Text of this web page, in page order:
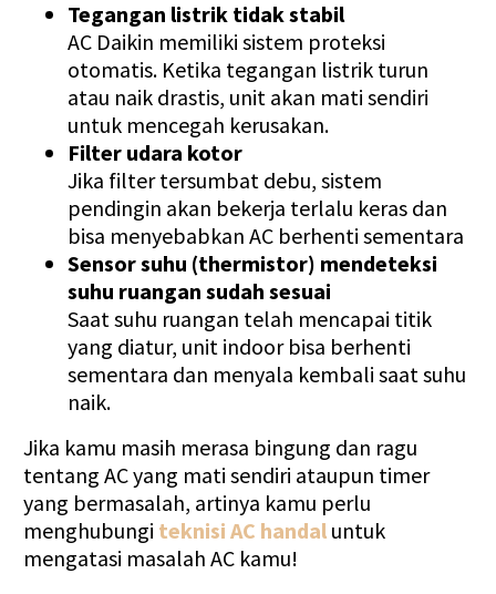
Tegangan listrik tidak stabil
AC Daikin memiliki sistem proteksi
otomatis. Ketika tegangan listrik turun
atau naik drastis, unit akan mati sendiri
untuk mencegah kerusakan.
Filter udara kotor
Jika filter tersumbat debu, sistem
pendingin akan bekerja terlalu keras dan
bisa menyebabkan AC berhenti sementara
Sensor suhu (thermistor) mendeteksi
suhu ruangan sudah sesuai
Saat suhu ruangan telah mencapai titik
yang diatur, unit indoor bisa berhenti
sementara dan menyala kembali saat suhu
naik.
Jika kamu masih merasa bingung dan ragu
tentang AC yang mati sendiri ataupun timer
yang bermasalah, artinya kamu perlu
menghubungi teknisi AC handal untuk
mengatasi masalah AC kamu!